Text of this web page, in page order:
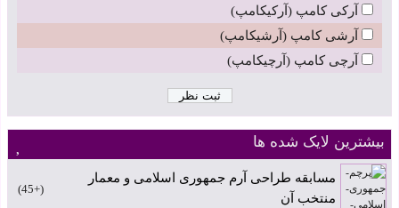
آرکی کامپ (آرکیکامپ)
آرشی کامپ (آرشیکامپ)
آرچی کامپ (آرچیکامپ)
بیشترین لایک شده ها
مسابقه طراحی آرم جمهوری اسلامی و معمار
منتخب آن
+45